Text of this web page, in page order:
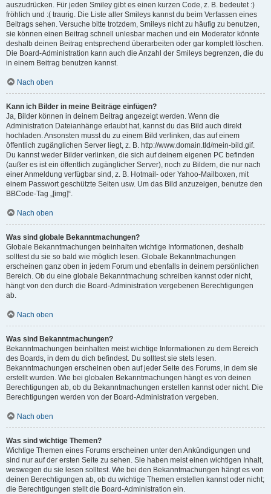
auszudrücken. Für jeden Smiley gibt es einen kurzen Code, z. B. bedeutet :)
fröhlich und :( traurig. Die Liste aller Smileys kannst du beim Verfassen eines
Beitrags sehen. Versuche bitte trotzdem, Smileys nicht zu häufig zu benutzen,
sie können einen Beitrag schnell unlesbar machen und ein Moderator könnte
deshalb deinen Beitrag entsprechend überarbeiten oder gar komplett löschen.
Die Board-Administration kann auch die Anzahl der Smileys begrenzen, die du
in einem Beitrag benutzen kannst.
Nach oben
Kann ich Bilder in meine Beiträge einfügen?
Ja, Bilder können in deinem Beitrag angezeigt werden. Wenn die
Administration Dateianhänge erlaubt hat, kannst du das Bild auch direkt
hochladen. Ansonsten musst du zu einem Bild verlinken, das auf einem
öffentlich zugänglichen Server liegt, z. B. http://www.domain.tld/mein-bild.gif.
Du kannst weder Bilder verlinken, die sich auf deinem eigenen PC befinden
(außer es ist ein öffentlich zugänglicher Server), noch zu Bildern, die nur nach
einer Anmeldung verfügbar sind, z. B. Hotmail- oder Yahoo-Mailboxen, mit
einem Passwort geschützte Seiten usw. Um das Bild anzuzeigen, benutze den
BBCode-Tag „[img]“.
Nach oben
Was sind globale Bekanntmachungen?
Globale Bekanntmachungen beinhalten wichtige Informationen, deshalb
solltest du sie so bald wie möglich lesen. Globale Bekanntmachungen
erscheinen ganz oben in jedem Forum und ebenfalls in deinem persönlichen
Bereich. Ob du eine globale Bekanntmachung schreiben kannst oder nicht,
hängt von den durch die Board-Administration vergebenen Berechtigungen
ab.
Nach oben
Was sind Bekanntmachungen?
Bekanntmachungen beinhalten meist wichtige Informationen zu dem Bereich
des Boards, in dem du dich befindest. Du solltest sie stets lesen.
Bekanntmachungen erscheinen oben auf jeder Seite des Forums, in dem sie
erstellt wurden. Wie bei globalen Bekanntmachungen hängt es von deinen
Berechtigungen ab, ob du Bekanntmachungen erstellen kannst oder nicht. Die
Berechtigungen werden von der Board-Administration vergeben.
Nach oben
Was sind wichtige Themen?
Wichtige Themen eines Forums erscheinen unter den Ankündigungen und
sind nur auf der ersten Seite zu sehen. Sie haben meist einen wichtigen Inhalt,
weswegen du sie lesen solltest. Wie bei den Bekanntmachungen hängt es von
deinen Berechtigungen ab, ob du wichtige Themen erstellen kannst oder nicht;
die Berechtigungen stellt die Board-Administration ein.